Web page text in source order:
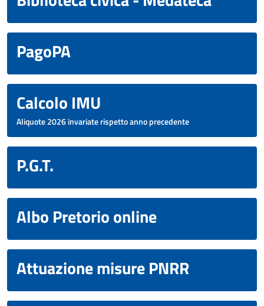
PagoPA
Calcolo IMU
Aliquote 2026 invariate rispetto anno precedente
P.G.T.
Albo Pretorio online
Attuazione misure PNRR